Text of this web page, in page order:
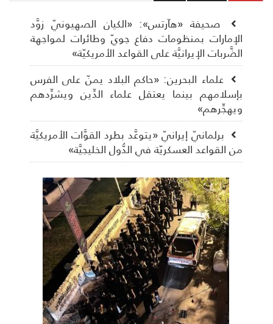
صحيفة «هآرتس»: «الكيان الصهيونيّ زوَّد
الإمارات بمنظومات دفاع جويّ وطائرات لمواجهة
الضَّربات الإيرانيَّة على القواعد الأمريكيّة»
علماء البحرين: «حاكم البلاد يمنّ على الفرس
بإسلامهم بينما يعتقل علماء الدِّين ويشرِّدهم
ويهجِّرهم»
برلمانيّ إيرانيّ «يتوعَّد بطرد القوَّات الأمريكيَّة
من القواعد العسكريّة في الدُّول الخليجيَّة»